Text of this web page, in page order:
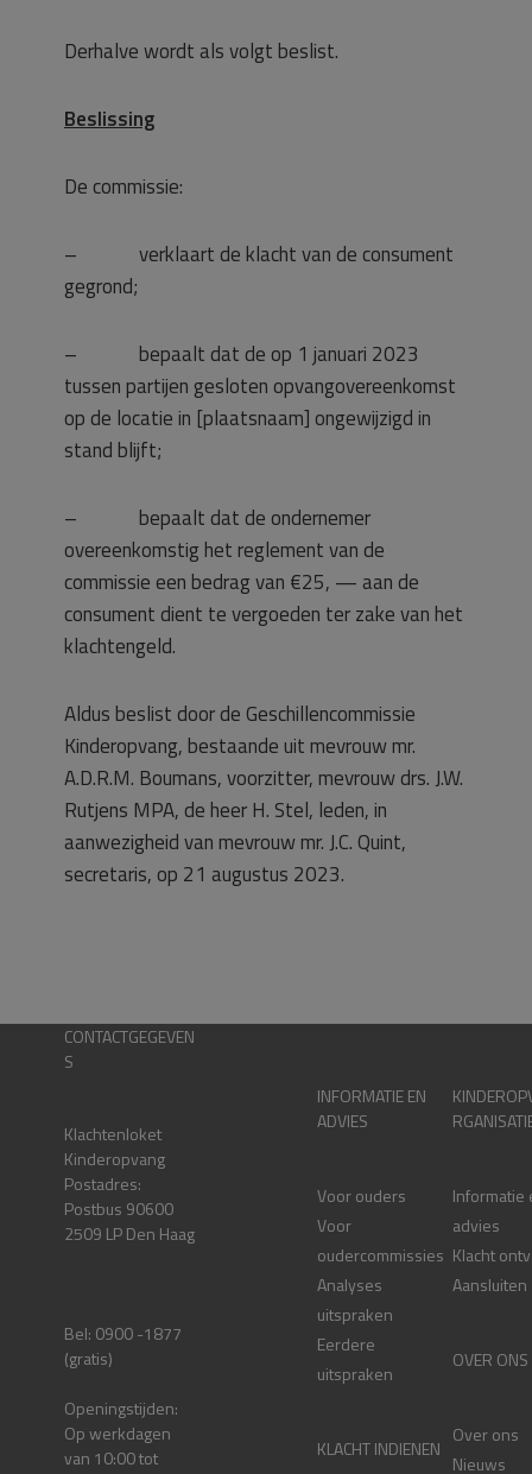
Derhalve wordt als volgt beslist.
Beslissing
De commissie:
– verklaart de klacht van de consument
gegrond;
– bepaalt dat de op 1 januari 2023
tussen partijen gesloten opvangovereenkomst
op de locatie in [plaatsnaam] ongewijzigd in
stand blijft;
– bepaalt dat de ondernemer
overeenkomstig het reglement van de
commissie een bedrag van €25, — aan de
consument dient te vergoeden ter zake van het
klachtengeld.
Aldus beslist door de Geschillencommissie
Kinderopvang, bestaande uit mevrouw mr.
A.D.R.M. Boumans, voorzitter, mevrouw drs. J.W.
Rutjens MPA, de heer H. Stel, leden, in
aanwezigheid van mevrouw mr. J.C. Quint,
secretaris, op 21 augustus 2023.
CONTACTGEGEVEN
S
Klachtenloket
Kinderopvang
Postadres:
Postbus 90600
2509 LP Den Haag
Bel: 0900 -1877
(gratis)
Openingstijden:
Op werkdagen
van 10:00 tot
INFORMATIE EN
ADVIES
Voor ouders
Voor
oudercommissies
Analyses
uitspraken
Eerdere
uitspraken
KLACHT INDIENEN
Informatie
advies
Klacht
Aansluiten
OVER ONS
Over ons
Nieuws